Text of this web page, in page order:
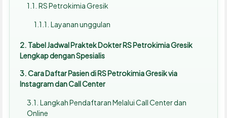
RS Petrokimia Gresik
Layanan unggulan
Tabel Jadwal Praktek Dokter RS Petrokimia Gresik
Lengkap dengan Spesialis
Cara Daftar Pasien di RS Petrokimia Gresik via
Instagram dan Call Center
Langkah Pendaftaran Melalui Call Center dan
Online